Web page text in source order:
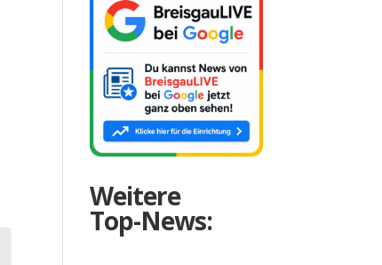
Weitere
Top-News: